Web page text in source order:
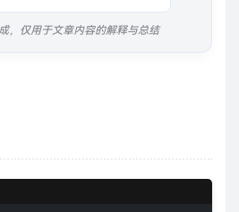
，仅用于文章内容的解释与总结